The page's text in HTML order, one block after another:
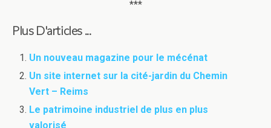
***
Plus D'articles ...
Un nouveau magazine pour le mécénat
Un site internet sur la cité-jardin du Chemin
Vert – Reims
Le patrimoine industriel de plus en plus
valorisé